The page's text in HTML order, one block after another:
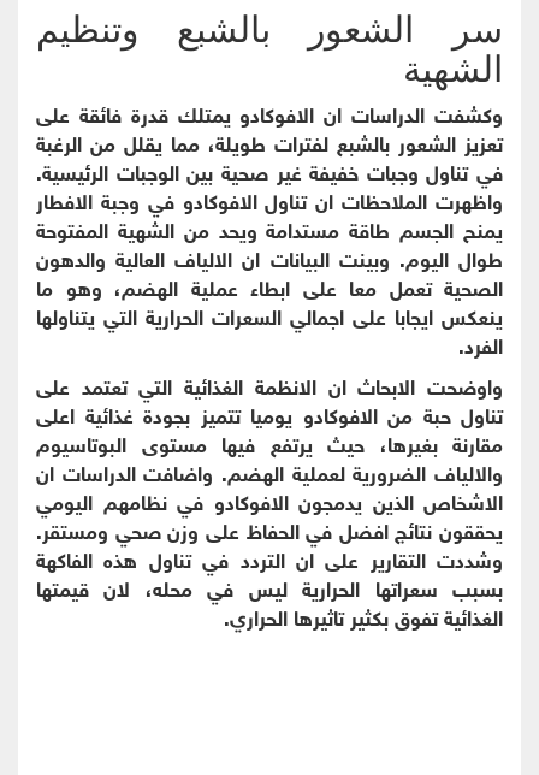
سر الشعور بالشبع وتنظيم
الشهية
وكشفت الدراسات ان الافوكادو يمتلك قدرة فائقة على
تعزيز الشعور بالشبع لفترات طويلة، مما يقلل من الرغبة
في تناول وجبات خفيفة غير صحية بين الوجبات الرئيسية.
واظهرت الملاحظات ان تناول الافوكادو في وجبة الافطار
يمنح الجسم طاقة مستدامة ويحد من الشهية المفتوحة
طوال اليوم. وبينت البيانات ان الالياف العالية والدهون
الصحية تعمل معا على ابطاء عملية الهضم، وهو ما
ينعكس ايجابا على اجمالي السعرات الحرارية التي يتناولها
الفرد.
واوضحت الابحاث ان الانظمة الغذائية التي تعتمد على
تناول حبة من الافوكادو يوميا تتميز بجودة غذائية اعلى
مقارنة بغيرها، حيث يرتفع فيها مستوى البوتاسيوم
والالياف الضرورية لعملية الهضم. واضافت الدراسات ان
الاشخاص الذين يدمجون الافوكادو في نظامهم اليومي
يحققون نتائج افضل في الحفاظ على وزن صحي ومستقر.
وشددت التقارير على ان التردد في تناول هذه الفاكهة
بسبب سعراتها الحرارية ليس في محله، لان قيمتها
الغذائية تفوق بكثير تاثيرها الحراري.